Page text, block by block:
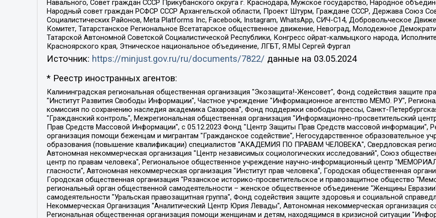
Навального, Совет граждан СССР Прикубанского округа г. Краснодара, Мужское государство, Народное
Народный совет граждан РСФСР СССР Архангельской области, Проект Штурм, Граждане СССР, Держава Союз
Социалистических Районов, Meta Platforms Inc, Facebook, Instagram, WhatsApp, СИЧ-С14, Добровольческое
Комитет, Татарстанское Региональное Всетатарское общественное движение, Невоград, Молодежное
Татарской Автономной Советской Социалистической Республики, Конгресс ойрат-калмыцкого народа,
Красноярского края, Этническое национальное объединение, ЛГБТ, Я.МЫ Сергей Фургал
Источник: https://minjust.gov.ru/ru/documents/7822/ данные на 03.05.2024
* Реестр иностранных агентов:
Калининградская региональная общественная организация "Экозащита!-Женсовет", Фонд содействия защите прав и свобод граждан "Общественный вердикт", Фонд "Институт Развития Свободы Информации", Частное учреждение "Информационное агентство МЕМО. РУ", Региональная общественная организация "Общественная комиссия по сохранению наследия академика Сахарова", Фонд поддержки свободы прессы, Санкт-Петербургская общественная правозащитная организация "Гражданский контроль", Межрегиональная общественная организация "Информационно-просветительский центр "Мемориал", Региональный Фонд "Центр Защиты Прав Средств Массовой Информации", с 05.12.2023 Фонд "Центр Защиты Прав Средств массовой информации", Региональная общественная благотворительная организация помощи беженцам и мигрантам "Гражданское содействие", Негосударственное образовательное учреждение дополнительного профессионального образования (повышение квалификации) специалистов "АКАДЕМИЯ ПО ПРАВАМ ЧЕЛОВЕКА", Свердловская региональная общественная организация "Сутяжник", Автономная некоммерческая организация "Центр независимых социологических исследований", Союз общественных объединений "Российский исследовательский центр по правам человека", Региональное общественное учреждение научно-информационный центр "МЕМОРИАЛ", Некоммерческая организация "Фонд защиты гласности", Автономная некоммерческая организация "Институт прав человека", Городская общественная организация "Екатеринбургское общество "МЕМОРИАЛ", Городская общественная организация "Рязанское историко-просветительское и правозащитное общество "Мемориал" (Рязанский Мемориал), Челябинский региональный орган общественной самодеятельности – женское общественное объединение "Женщины Евразии", Челябинский региональный орган общественной самодеятельности "Уральская правозащитная группа", Фонд содействия защите здоровья и социальной справедливости имени Андрея Рылькова, Автономная Некоммерческая Организация "Аналитический Центр Юрия Левады", Автономная некоммерческая организация социальной поддержки населения "Проект Апрель", Региональная общественная организация помощи женщинам и детям, находящимся в кризисной ситуации "Информационно-методический центр "Анна", Фонд содействия развитию массовых коммуникаций и правовому просвещению "Так-так-Так", Фонд содействия устойчивому развитию "Серебряная тайга", Свердловский региональный общественный фонд социальных проектов "Новое время", "Idel.Реалии", Кавказ.Реалии, Крым.Реалии, Телеканал Настоящее Время, Татаро-башкирская служба Радио Свобода (Azatliq Radiosi), Радио Свободная Европа/Радио Свобода (PCE/PC), "Сибирь.Реалии", "Фактограф", Благотворительный фонд помощи осужденным и их семьям, Автономная некоммерческая организация "Институт глобализации и социальных движений", Фонд "В защиту прав заключенных", Частное учреждение "Центр поддержки и содействия развитию средств массовой информации", Пензенский региональный общественный благотворительный фонд "Гражданский союз", "Север.Реалии", Некоммерческая организация Фонд "Правовая инициатива", Общество с ограниченной ответственностью "Радио Свободная Европа/Радио Свобода", Чешское информационное агентство "MEDIUM-ORIENT", Красноярская региональная общественная организация "Мы против СПИДа", Камалягин Денис Николаевич, Маркелов Сергей Евгеньевич, Пономарев Лев Александрович, Савицкая Людмила Алексеевна, Автономная некоммерческая организация "Центр по работе с проблемой насилия "НАСИЛИЮ.НЕТ", Межрегиональный профессиональный союз работников здравоохранения "Альянс врачей", Юридическое лицо, зарегистрированное в Латвийской Республике, SIA "Medusa Project" (регистрационный номер 40103797863, дата регистрации 10.06.2014), Некоммерческая организация "Фонд по борьбе с коррупцией", Автономная некоммерческая организация "Институт права и публичной политики", Баданин Роман Сергеевич, Гликин Максим Александрович, Железнова Мария Михайловна, Лукьянова Юлия Сергеевна, Маетная Елизавета Витальевна, Маняхин Петр Борисович, Чуракова Ольга Владимировна, Ярош Юлия Петровна, Юридическое лицо "The Insider SIA", зарегистрированное в Риге, Латвийская Республика (дата регистрации 26.06.2015), являющееся администратором доменного имени интернет-издания "The Insider SIA", https://theins.ru, Постернак Алексей Евгеньевич, Рубин Михаил Аркадьевич, Анин Роман Александрович, Юридическое лицо Istories fonds, зарегистрированное в Латвийской Республике (регистрационный номер 50008295751, дата регистрации 24.02.2020), Великовский Дмитрий Александрович, Долинина Ирина Николаевна, Мароховская Алеся Алексеевна, Шлейнов Роман Юрьевич, Шмагун Олеся Валентиновна, Общество с ограниченной ответственностью "Альтаир 2021", Общество с ограниченной ответственностью "Вега 2021", Общество с ограниченной ответственностью "Главный редактор 2021", Общество с ограниченной ответственностью "Ромашки монолит", Важенков Артем Валерьевич, Ивановская областная общественная организация "Центр гендерных исследований", Гурман Юрий Альбертович, Медиапроект "ОВД-Инфо", Егоров Владимир Владимирович, Жилинский Владимир Александрович, Общество с ограниченной ответственностью "ЗП", Иванова София Юрьевна, Карезина Инна Павловна, Кильтау Екатерина Викторовна, Петров Алексей Викторович, Пискунов Сергей Евгеньевич, Смирнов Сергей Сергеевич, Тихонов Михаил Сергеевич, Общество с ограниченной ответственностью "ЖУРНАЛИСТ-ИНОСТРАННЫЙ АГЕНТ", Арапова Галина Юрьевна, Вольтская Татьяна Анатольевна, Американская компания "Mason G.E.S. Anonymous Foundation" (США), являющаяся владельцем интернет-издания https://mnews.world/, Компания "Stichting Bellingcat", зарегистрированная в Нидерландах (дата регистрации 11.07.2018), Захаров Андрей Вячеславович, Клепиковская Екатерина Дмитриевна, Общество с ограниченной ответственностью "МЕМО", Перл Роман Александрович, Симонов Евгений Алексеевич, Соловьева Елена Анатольевна, Сотников Даниил Владимирович, Сурначева Елизавета Дмитриевна, Автономная некоммерческая организация по защите прав человека и информированию населения "Якутия – Наше Мнение", Общество с ограниченной ответственностью "Москоу диджитал медиа", с 26.01.2023 Общество с ограниченной ответственностью "Чайка Белые сады", Ветошкина Валерия Валерьевна, Заговора Максим Александрович, Межрегиональное общественное движение "Российская ЛГБТ - сеть", Оленичев Максим Владимирович, Павлов Иван Юрьевич, Скворцова Елена Сергеевна, Общество с ограниченной ответственностью "Как бы инагент", Кочетков Игорь Викторович, Общество с ограниченной ответственностью "Честные выборы", Еланчик Олег Александрович, Общество с ограниченной ответственностью "Нобелевский призыв", Гималова Регина Эмилевна, Григорьев Андрей Валерьевич, Григорьева Алина Александровна, Ассоциация по содействию защите прав призывников, альтернативнослужащих и военнослужащих "Правозащитная группа